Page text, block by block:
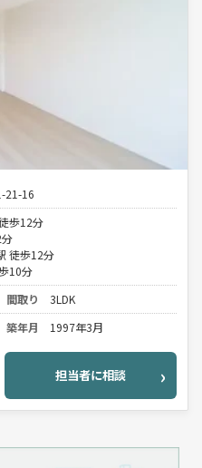
21-16
歩12分
徒歩12分
10分
間取り
3LDK
築年月 1997年3月
担当者に相談